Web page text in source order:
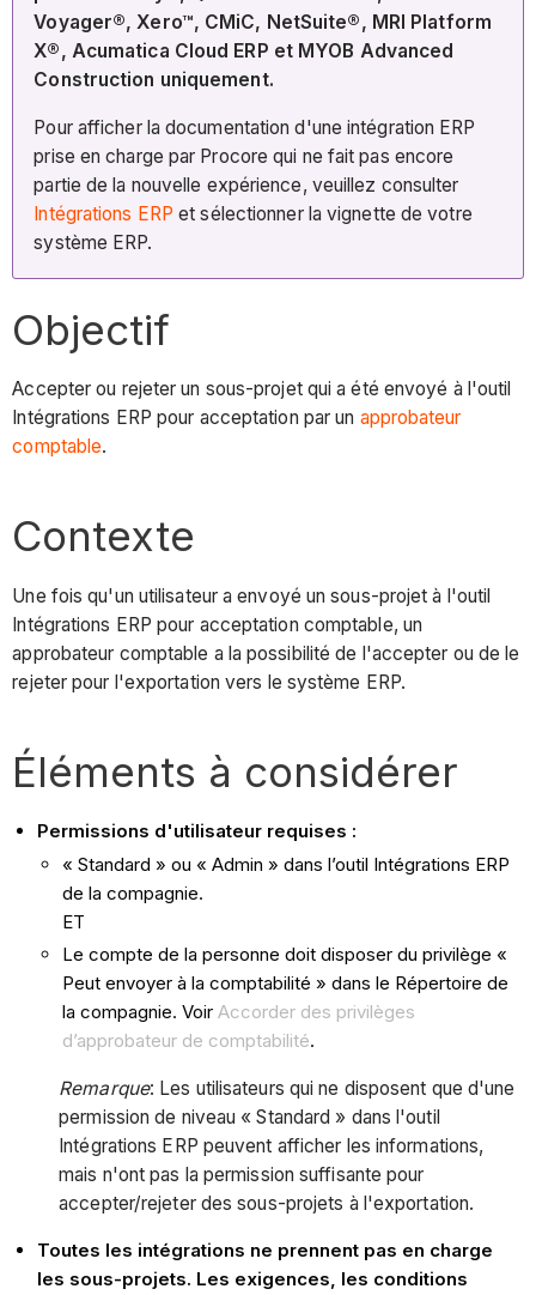
Voyager®, Xero™, CMiC, NetSuite®, MRI Platform
X®, Acumatica Cloud ERP et MYOB Advanced
Construction uniquement.
Pour afficher la documentation d'une intégration ERP
prise en charge par Procore qui ne fait pas encore
partie de la nouvelle expérience, veuillez consulter
Intégrations ERP et sélectionner la vignette de votre
système ERP.
​Objectif​
Accepter ou rejeter un sous-projet qui a été envoyé à l'outil
Intégrations ERP pour acceptation par un approbateur
comptable.
Contexte
Une fois qu'un utilisateur a envoyé un sous-projet à l'outil
Intégrations ERP pour acceptation comptable, un
approbateur comptable a la possibilité de l'accepter ou de le
rejeter pour l'exportation vers le système ERP.
Éléments à considérer
Permissions d'utilisateur requises :
« Standard » ou « Admin » dans l’outil Intégrations ERP
de la compagnie.
ET
Le compte de la personne doit disposer du privilège «
Peut envoyer à la comptabilité » dans le Répertoire de
la compagnie. VoirAccorder des privilèges
d’approbateur de comptabilité.
Remarque: Les utilisateurs qui ne disposent que d'une
permission de niveau « Standard » dans l'outil
Intégrations ERP peuvent afficher les informations,
mais n'ont pas la permission suffisante pour
accepter/rejeter des sous-projets à l'exportation.
Toutes les intégrations ne prennent pas en charge
les sous-projets. Les exigences, les conditions